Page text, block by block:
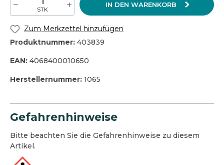
STK
IN DEN WARENKORB
Zum Merkzettel hinzufügen
Produktnummer: 403839
EAN: 4068400010650
Herstellernummer: 1065
Gefahrenhinweise
Bitte beachten Sie die Gefahrenhinweise zu diesem
Artikel.